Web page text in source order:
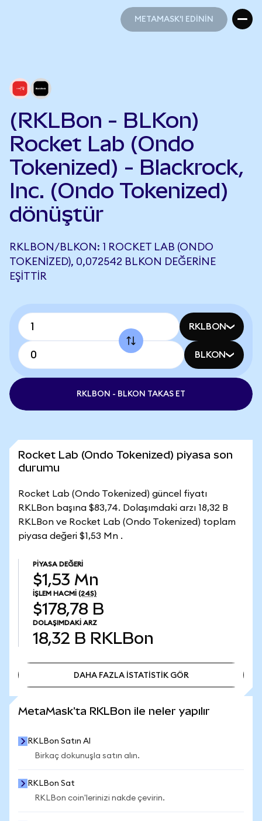
METAMASK'I EDİNİN
(RKLBon - BLKon)
Rocket Lab (Ondo
Tokenized) - Blackrock,
Inc. (Ondo Tokenized)
dönüştür
RKLBON/BLKON: 1 ROCKET LAB (ONDO
TOKENIZED), 0,072542 BLKON DEĞERINE
EŞITTIR
RKLBON
BLKON
RKLBON - BLKON TAKAS ET
Rocket Lab (Ondo Tokenized) piyasa son
durumu
Rocket Lab (Ondo Tokenized) güncel fiyatı
RKLBon başına $83,74. Dolaşımdaki arzı 18,32 B
RKLBon ve Rocket Lab (Ondo Tokenized) toplam
piyasa değeri $1,53 Mn .
PIYASA DEĞERI
$1,53 Mn
İŞLEM HACMI (24S)
$178,78 B
DOLAŞIMDAKI ARZ
18,32 B RKLBon
DAHA FAZLA İSTATİSTİK GÖR
MetaMask'ta RKLBon ile neler yapılır
RKLBon Satın Al
Birkaç dokunuşla satın alın.
RKLBon Sat
RKLBon coin'lerinizi nakde çevirin.